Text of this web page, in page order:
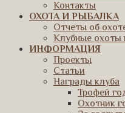
Контакты
ОХОТА И РЫБАЛКА
Отчеты об
Клубные охоты
ИНФОРМАЦИЯ
Проекты
Статьи
Награды клуба
Трофей
Охотник